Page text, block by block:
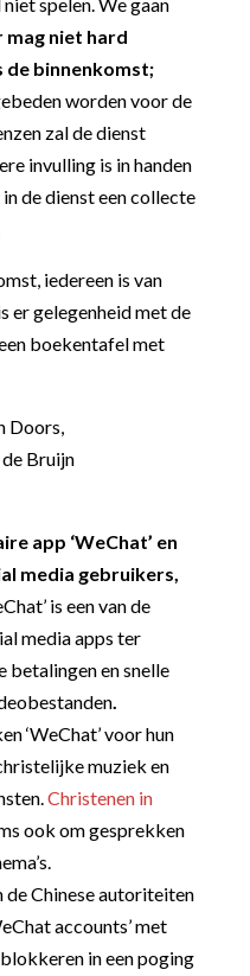
mag niet hard
de binnenkomst;
worden voor de
zal de dienst
invulling is in handen
de dienst een collecte
iedereen is van
er gelegenheid met de
boekentafel met
Doors,
Bruijn
app ‘WeChat’ en
media gebruikers,
is een van de
media apps ter
betalingen en snelle
.
‘WeChat’ voor hun
muziek en
Christenen in
ook om gesprekken
de Chinese autoriteiten
accounts’ met
in een poging